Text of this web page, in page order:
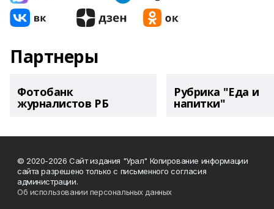
Партнеры
Фотобанк
журналистов РБ
Рубрика "Еда и
напитки"
© 2020-2026 Сайт издания "Урал" Копирование информации
сайта разрешено только с письменного согласия
администрации.
Об использовании персональных данных